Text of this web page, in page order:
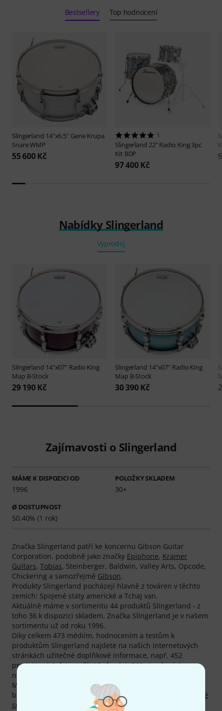
Bestsellery Top hodnocení
Slingerland 14"x6.5" Gene Krupa
Snare WMP
55 600 Kč
1
Slingerland 22" Radio King 3pc
Kit BDP
97 400 Kč
Nabídky Slingerland
Výprodej
Slingerland 14"x07" Radio King
Map B-Stock
29 190 Kč
Slingerland 14"x07" Radio King
Map B-Stock
30 390 Kč
Zajímavosti o Slingerland
MÁME K DISPOZICI OD
1996
POLOŽKY SKLADEM
30+
Ø DOSTUPNOST
50.40% (1 rok)
Značka Slingerland patří ke koncernu Gibson Guitar
Corporation, podobně jako značky Epiphone, Kramer
Guitars, Tobias, Steinberger, Baldwin, Valley Arts, Opcode,
Chickering a samozřejmě Gibson.
Produkty Slingerland pocházejí hlavně z továren v těchto
zemích: Spojené státy americké a Tchaj van.
Aktuálně máme v sortimentu 44 produktů Slingerland - z
toho 36 k dispozici skladem. Značka Slingerland je v našem
sortimentu už od roku 1996.
Díky celkem 473 médiím, hodnocením a testům k
produktům Slingerland najdete na našich internetových
stránkách užitečné doplňkové informace, např. 452
produktových fotografií, 16 různých 360 stupňových
náhledů a 5 hodnocení produktů našimi zákazníky.
Mezi našimi aktuálními bestsellery najdete celkem 2
bestsellerů značky Slingerland, mj. v kategoriích
Signované
snare bubínky
Premium bicí soupravy